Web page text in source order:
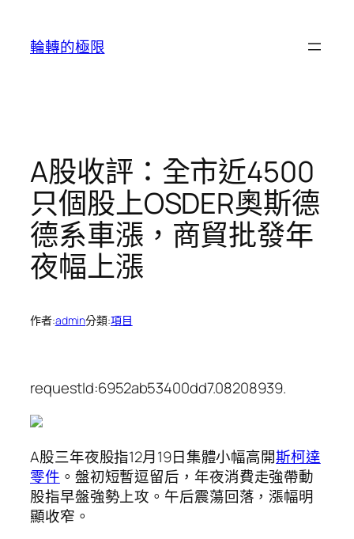
輪轉的極限
A股收評：全市近4500
只個股上OSDER奧斯德
德系車漲，商貿批發年
夜幅上漲
作者:admin分類:項目
requestId:6952ab53400dd7.08208939.
A股三年夜股指12月19日集體小幅高開斯柯達
零件 。盤初短暫逗留后，年夜消費走強帶動
股指早盤強勢上攻。午后震蕩回落，漲幅明
顯收窄。